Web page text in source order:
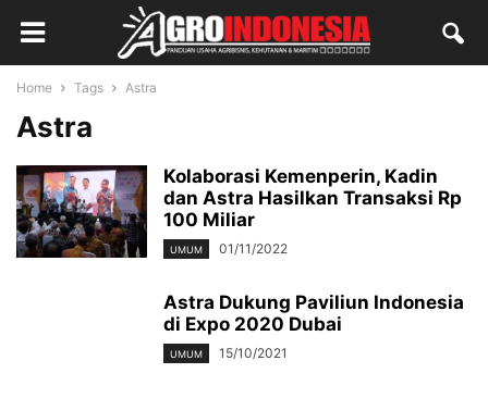
Home Tags Astra
Astra
Kolaborasi Kemenperin, Kadin
dan Astra Hasilkan Transaksi Rp
100 Miliar
UMUM 01/11/2022
Astra Dukung Paviliun Indonesia
di Expo 2020 Dubai
UMUM 15/10/2021